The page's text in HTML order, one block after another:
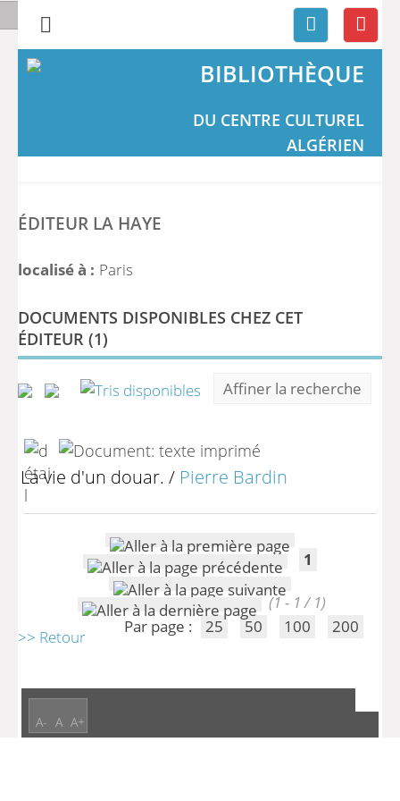
BIBLIOTHÈQUE
DU CENTRE CULTUREL
ALGÉRIEN
ÉDITEUR LA HAYE
localisé à : Paris
DOCUMENTS DISPONIBLES CHEZ CET
ÉDITEUR (1)
Affiner la recherche
La vie d'un douar. / Pierre Bardin
1
(1 - 1 / 1)
Par page :
25 50 100 200
>> Retour
A- A A+